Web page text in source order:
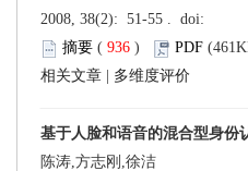
( )
陈涛,方志刚,徐洁